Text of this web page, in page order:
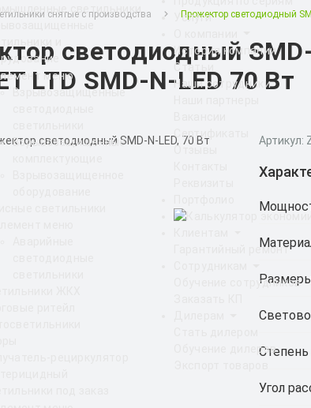
Взрывозащищенные
Взрывозащищенные
Услуги
История компании
Статьи
Наши сотрудники
Сертификаты
Гарантийный ремонт
Обучение сотрудников
Обучение дилеров
снятые с производства Прожектор светодиодный
светодиодный
LTD SMD-N-LED 70 Вт
Артикул:
Угол